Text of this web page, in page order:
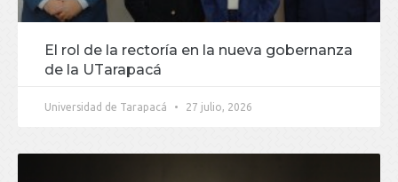
El rol de la rectoría en la nueva gobernanza
de la UTarapacá
Universidad de Tarapacá 27 julio, 2026